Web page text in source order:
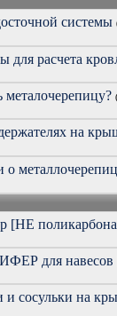
системы
для расчета
металочерепицу?
на
о
[НЕ
для навесов
и сосульки на